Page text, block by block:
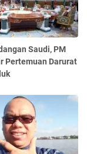
Saudi, PM
Pertemuan Darurat